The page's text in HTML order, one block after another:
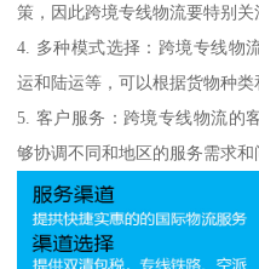
策，因此跨境专线物流要特别关
4. 多种模式选择：跨境专线物
运和陆运等，可以根据货物种类
5. 客户服务：跨境专线物流的
够协调不同和地区的服务需求和